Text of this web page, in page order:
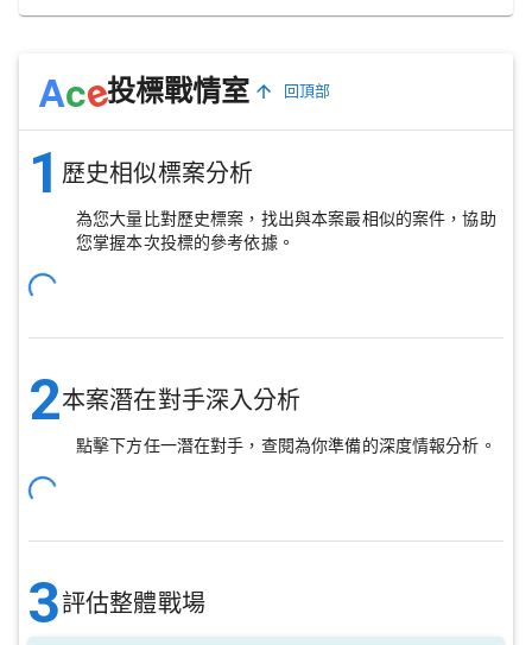
Ace投標戰情室 回頂部
1 歷史相似標案分析
為您大量比對歷史標案，找出與本案最相似的案件，協助
您掌握本次投標的參考依據。
2本案潛在對手深入分析
點擊下方任一潛在對手，查閱為你準備的深度情報分析。
3評估整體戰場